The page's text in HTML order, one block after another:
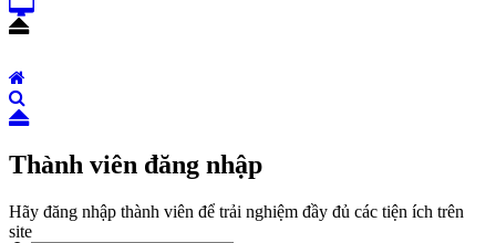
Thành viên đăng nhập
Hãy đăng nhập thành viên để trải nghiệm đầy đủ các tiện ích trên
site